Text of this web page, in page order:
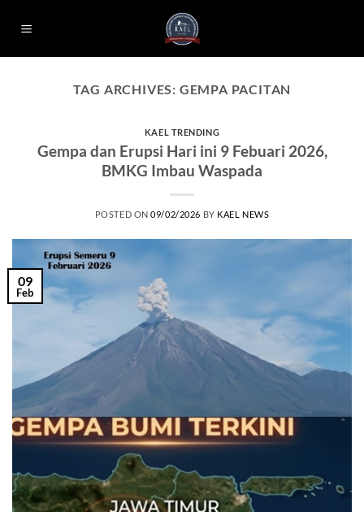
TAG ARCHIVES: GEMPA PACITAN
KAEL TRENDING
Gempa dan Erupsi Hari ini 9 Febuari 2026,
BMKG Imbau Waspada
POSTED ON09/02/2026 BY KAEL NEWS
09
Feb